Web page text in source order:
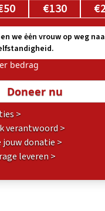
€130
we ėėn vrouw op weg
bedrag
>
verantwoord >
jouw donatie >
leveren >